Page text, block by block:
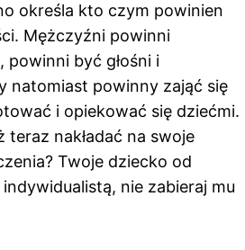
określa kto czym powinien
Mężczyźni powinni
powinni być głośni i
natomiast powinny zająć się
i opiekować się dziećmi.
teraz nakładać na swoje
Twoje dziecko od
nie zabieraj mu